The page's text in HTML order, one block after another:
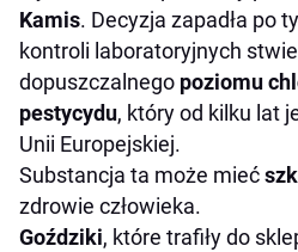
Kamis. Decyzja zapadła po
kontroli laboratoryjnych
dopuszczalnego poziomu
pestycydu, który od kilku lat
Unii Europejskiej.
Substancja ta może mieć
zdrowie człowieka.
Goździki, które trafiły do